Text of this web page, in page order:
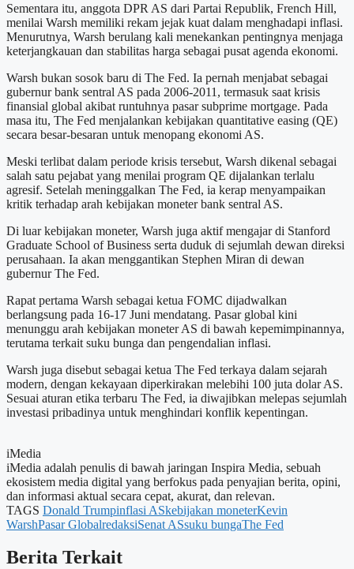
Sementara itu, anggota DPR AS dari Partai Republik, French Hill,
menilai Warsh memiliki rekam jejak kuat dalam menghadapi inflasi.
Menurutnya, Warsh berulang kali menekankan pentingnya menjaga
keterjangkauan dan stabilitas harga sebagai pusat agenda ekonomi.
Warsh bukan sosok baru di The Fed. Ia pernah menjabat sebagai
gubernur bank sentral AS pada 2006-2011, termasuk saat krisis
finansial global akibat runtuhnya pasar subprime mortgage. Pada
masa itu, The Fed menjalankan kebijakan quantitative easing (QE)
secara besar-besaran untuk menopang ekonomi AS.
Meski terlibat dalam periode krisis tersebut, Warsh dikenal sebagai
salah satu pejabat yang menilai program QE dijalankan terlalu
agresif. Setelah meninggalkan The Fed, ia kerap menyampaikan
kritik terhadap arah kebijakan moneter bank sentral AS.
Di luar kebijakan moneter, Warsh juga aktif mengajar di Stanford
Graduate School of Business serta duduk di sejumlah dewan direksi
perusahaan. Ia akan menggantikan Stephen Miran di dewan
gubernur The Fed.
Rapat pertama Warsh sebagai ketua FOMC dijadwalkan
berlangsung pada 16-17 Juni mendatang. Pasar global kini
menunggu arah kebijakan moneter AS di bawah kepemimpinannya,
terutama terkait suku bunga dan pengendalian inflasi.
Warsh juga disebut sebagai ketua The Fed terkaya dalam sejarah
modern, dengan kekayaan diperkirakan melebihi 100 juta dolar AS.
Sesuai aturan etika terbaru The Fed, ia diwajibkan melepas sejumlah
investasi pribadinya untuk menghindari konflik kepentingan.
iMedia
iMedia adalah penulis di bawah jaringan Inspira Media, sebuah
ekosistem media digital yang berfokus pada penyajian berita, opini,
dan informasi aktual secara cepat, akurat, dan relevan.
TAGS Donald Trumpinflasi ASkebijakan moneterKevin
WarshPasar GlobalredaksiSenat ASsuku bungaThe Fed
Berita Terkait